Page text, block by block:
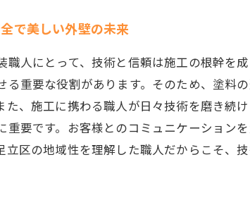
で美しい外壁の未来
職人にとって、技術と信頼は施工の根幹を
る重要な役割があります。そのため、塗料
た、施工に携わる職人が日々技術を磨き続
重要です。お客様とのコミュニケーション
立区の地域性を理解した職人だからこそ、